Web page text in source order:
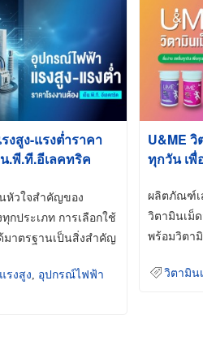
สูง-แรงต่ำราคา
.พี.ที.อีเลคทริค
หัวใจสำคัญของ
กประเภท การเลือกใช้
าตรฐานเป็นสิ่งสำคัญ
รงสูง
อุปกรณ์ไฟฟ้า
U&ME
ทุกวัน เ
ผลิตภัณฑ์เ
วิตามินเม็
พร้อมวิตา
วิตามิน